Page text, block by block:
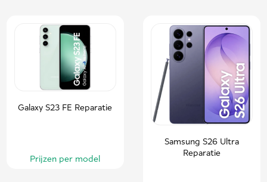
Galaxy S23 FE Reparatie
Prijzen per model
Samsung S26 Ultra
Reparatie